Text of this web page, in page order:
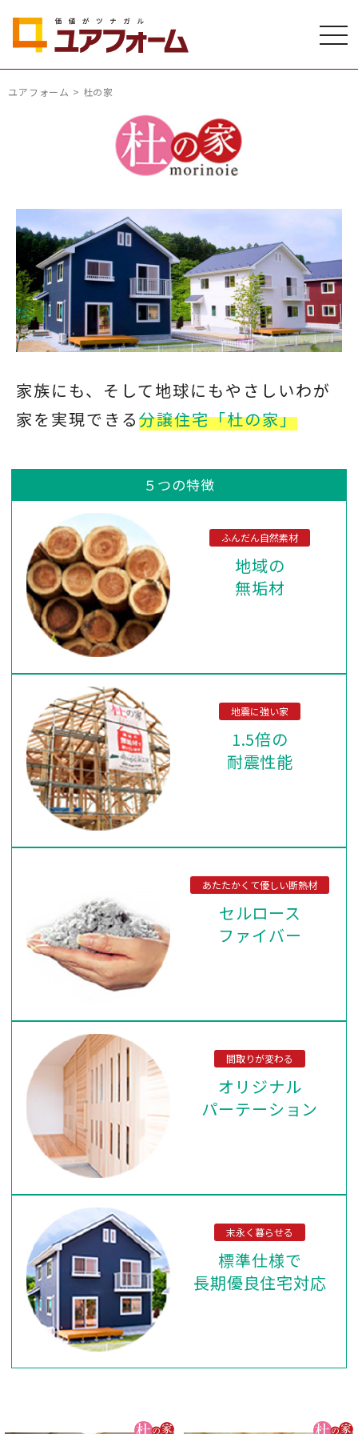
ユアフォーム > 杜の家
家族にも、そして地球にもやさしいわが
家を実現できる分譲住宅「杜の家」
５つの特徴
ふんだん自然素材
地域の
無垢材
地震に強い家
1.5倍の
耐震性能
あたたかくて優しい断熱材
セルロース
ファイバー
間取りが変わる
オリジナル
パーテーション
末永く暮らせる
標準仕様で
長期優良住宅対応